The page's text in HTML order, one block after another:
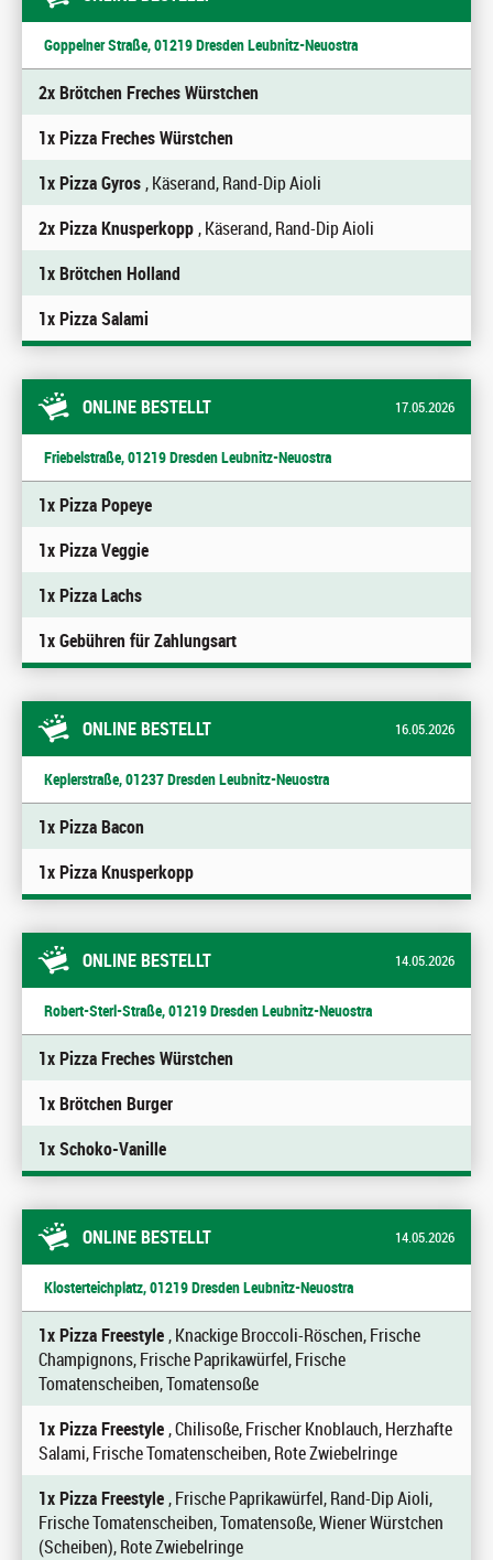
Goppelner Straße, 01219 Dresden Leubnitz-Neuostra
2x Brötchen Freches Würstchen
1x Pizza Freches Würstchen
1x Pizza Gyros, Käserand, Rand-Dip Aioli
2x Pizza Knusperkopp, Käserand, Rand-Dip Aioli
1x Brötchen Holland
1x Pizza Salami
ONLINE BESTELLT 17.05.2026
Friebelstraße, 01219 Dresden Leubnitz-Neuostra
1x Pizza Popeye
1x Pizza Veggie
1x Pizza Lachs
1x Gebühren für Zahlungsart
ONLINE BESTELLT 16.05.2026
Keplerstraße, 01237 Dresden Leubnitz-Neuostra
1x Pizza Bacon
1x Pizza Knusperkopp
ONLINE BESTELLT 14.05.2026
Robert-Sterl-Straße, 01219 Dresden Leubnitz-Neuostra
1x Pizza Freches Würstchen
1x Brötchen Burger
1x Schoko-Vanille
ONLINE BESTELLT 14.05.2026
Klosterteichplatz, 01219 Dresden Leubnitz-Neuostra
1x Pizza Freestyle, Knackige Broccoli-Röschen, Frische
Champignons, Frische Paprikawürfel, Frische
Tomatenscheiben, Tomatensoße
1x Pizza Freestyle, Chilisoße, Frischer Knoblauch, Herzhafte
Salami, Frische Tomatenscheiben, Rote Zwiebelringe
1x Pizza Freestyle, Frische Paprikawürfel, Rand-Dip Aioli,
Frische Tomatenscheiben, Tomatensoße, Wiener Würstchen
(Scheiben), Rote Zwiebelringe